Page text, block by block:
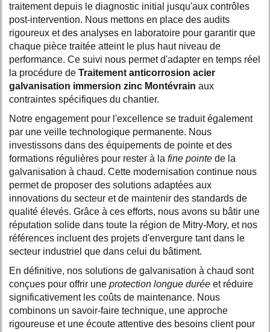
traitement depuis le diagnostic initial jusqu'aux contrôles
post-intervention. Nous mettons en place des audits
rigoureux et des analyses en laboratoire pour garantir que
chaque pièce traitée atteint le plus haut niveau de
performance. Ce suivi nous permet d'adapter en temps réel
la procédure de Traitement anticorrosion acier
galvanisation immersion zinc Montévrain aux
contraintes spécifiques du chantier.
Notre engagement pour l'excellence se traduit également
par une veille technologique permanente. Nous
investissons dans des équipements de pointe et des
formations régulières pour rester à la fine pointe de la
galvanisation à chaud. Cette modernisation continue nous
permet de proposer des solutions adaptées aux
innovations du secteur et de maintenir des standards de
qualité élevés. Grâce à ces efforts, nous avons su bâtir une
réputation solide dans toute la région de Mitry-Mory, et nos
références incluent des projets d'envergure tant dans le
secteur industriel que dans celui du bâtiment.
En définitive, nos solutions de galvanisation à chaud sont
conçues pour offrir une protection longue durée et réduire
significativement les coûts de maintenance. Nous
combinons un savoir-faire technique, une approche
rigoureuse et une écoute attentive des besoins client pour